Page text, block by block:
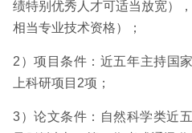
绩特别优秀人才可适当放宽）
相当专业技术资格）；
2）项目条件：近五年主持国
上科研项目2项；
3）论文条件：自然科学类近